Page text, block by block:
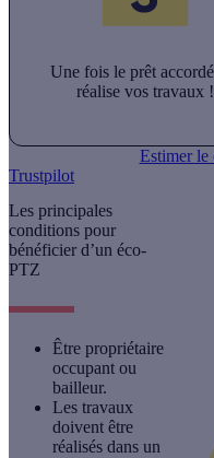
Une fois le prêt
réalise vos travaux !
Estimer le
Trustpilot
Les principales
conditions pour
bénéficier d’un éco-
PTZ
Être propriétaire
occupant ou
bailleur.​
Les travaux
doivent être
réalisés dans un